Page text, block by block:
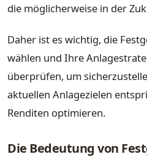
die möglicherweise in der
Daher ist es wichtig, die
wählen und Ihre
überprüfen, um
aktuellen Anlagezielen
Renditen optimieren.
Die Bedeutung von